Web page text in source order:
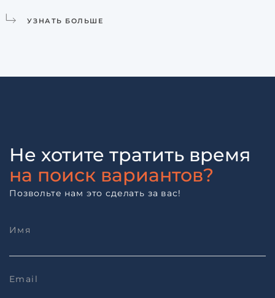
УЗНАТЬ БОЛЬШЕ
Не хотите тратить время
на поиск вариантов?
Позвольте нам это сделать за вас!